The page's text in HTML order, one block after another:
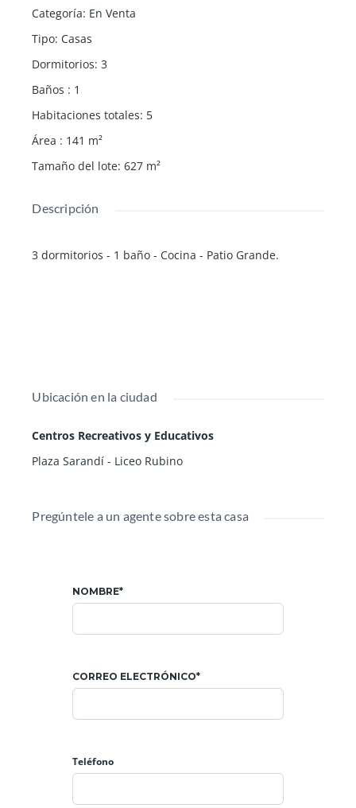
Categoría: En Venta
Tipo: Casas
Dormitorios: 3
Baños : 1
Habitaciones totales: 5
Área : 141 m²
Tamaño del lote: 627 m²
Descripción
3 dormitorios - 1 baño - Cocina - Patio Grande.
Ubicación en la ciudad
Centros Recreativos y Educativos
Plaza Sarandí - Liceo Rubino
Pregúntele a un agente sobre esta casa
NOMBRE*
CORREO ELECTRÓNICO*
Teléfono